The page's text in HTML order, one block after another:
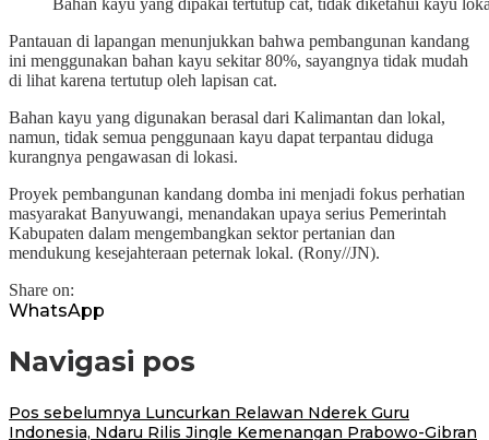
Pantauan di lapangan menunjukkan bahwa pembangunan kandang
ini menggunakan bahan kayu sekitar 80%, sayangnya tidak mudah
di lihat karena tertutup oleh lapisan cat.
Bahan kayu yang digunakan berasal dari Kalimantan dan lokal,
namun, tidak semua penggunaan kayu dapat terpantau diduga
kurangnya pengawasan di lokasi.
Proyek pembangunan kandang domba ini menjadi fokus perhatian
masyarakat Banyuwangi, menandakan upaya serius Pemerintah
Kabupaten dalam mengembangkan sektor pertanian dan
mendukung kesejahteraan peternak lokal. (Rony//JN).
Share on:
WhatsApp
Navigasi pos
Pos sebelumnya Luncurkan Relawan Nderek Guru
Indonesia, Ndaru Rilis Jingle Kemenangan Prabowo-Gibran